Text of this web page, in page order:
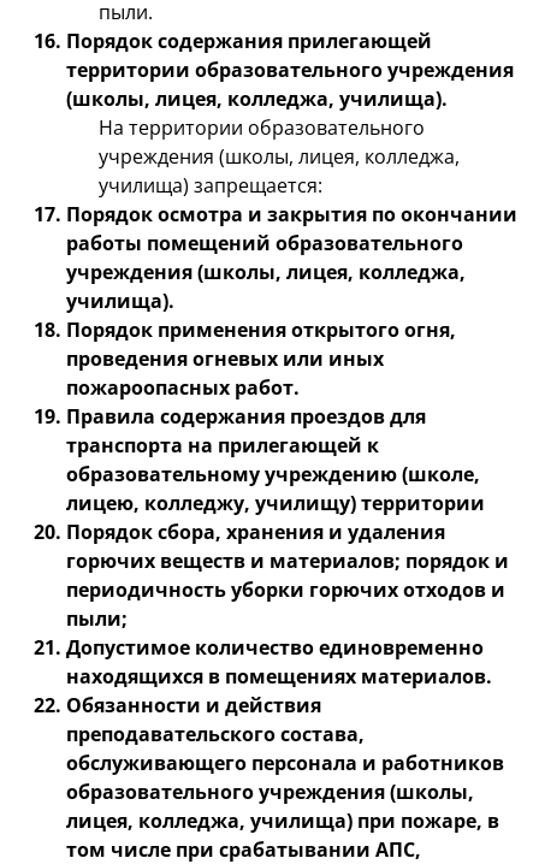
пыли.
Порядок содержания прилегающей
территории образовательного учреждения
(школы, лицея, колледжа, училища).
На территории образовательного
учреждения (школы, лицея, колледжа,
училища) запрещается:
Порядок осмотра и закрытия по окончании
работы помещений образовательного
учреждения (школы, лицея, колледжа,
училища).
Порядок применения открытого огня,
проведения огневых или иных
пожароопасных работ.
Правила содержания проездов для
транспорта на прилегающей к
образовательному учреждению (школе,
лицею, колледжу, училищу) территории
Порядок сбора, хранения и удаления
горючих веществ и материалов; порядок и
периодичность уборки горючих отходов и
пыли;
Допустимое количество единовременно
находящихся в помещениях материалов.
Обязанности и действия
преподавательского состава,
обслуживающего персонала и работников
образовательного учреждения (школы,
лицея, колледжа, училища) при пожаре, в
том числе при срабатывании АПС,